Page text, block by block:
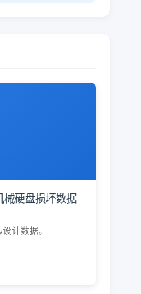
械硬盘损坏数据
计数据。